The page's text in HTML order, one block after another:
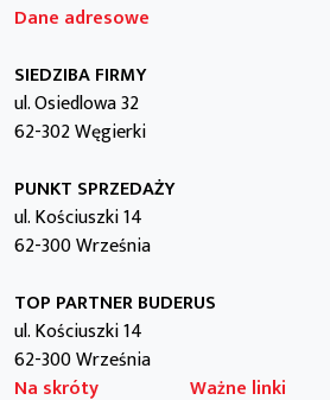
Dane adresowe
SIEDZIBA FIRMY
ul. Osiedlowa 32
62-302 Węgierki
PUNKT SPRZEDAŻY
ul. Kościuszki 14
62-300 Września
TOP PARTNER BUDERUS
ul. Kościuszki 14
62-300 Września
Na skróty
Ważne linki